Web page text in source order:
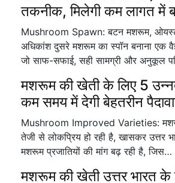
तकनीक, मिलेगी कम लागत में
Mushroom Spawn: बटन मशरूम,
अधिकांश दुसरे मशरूम का स्पॉन बनाना एक
जो साफ-सफाई, सही सामग्री और अनुकूल
मशरूम की खेती के लिए 5
कम समय में देगी बेहतरीन
Mushroom Improved Varieties:
तेजी से लोकप्रिय हो रही है, खासकर उत्तर
मशरूम प्रजातियों की मांग बढ़ रही है, जिस…
मशरूम की खेती उत्तर भारत के